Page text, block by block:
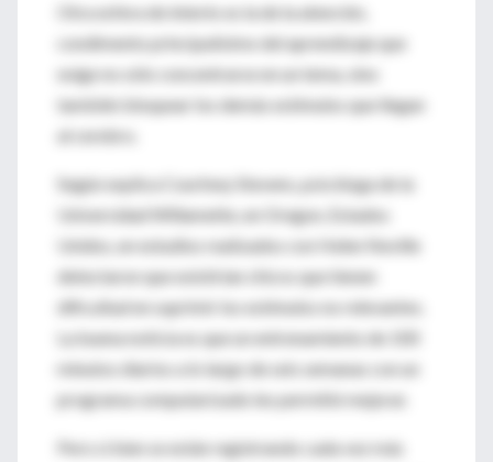
Otra esfera de interés es la de la atención,
condimento principalísimo del aprendizaje que
exige no sólo concentrarse en un tema, sino
también bloquear los demás estímulos que llegan
al cerebro.
Según explica Courtney Stevens, psicóloga de la
Universidad Willamette, en Oregon, Estados
Unidos, en estudios realizados con Helen Neville
detectaron que existirían chicos que tienen
dificultad en suprimir los estímulos no relevantes.
La buena noticia es que un entrenamiento de 100
minutos diarios a lo largo de seis semanas con un
programa computarizado les permitió mejorar.
Pero si bien se están registrando cada vez más